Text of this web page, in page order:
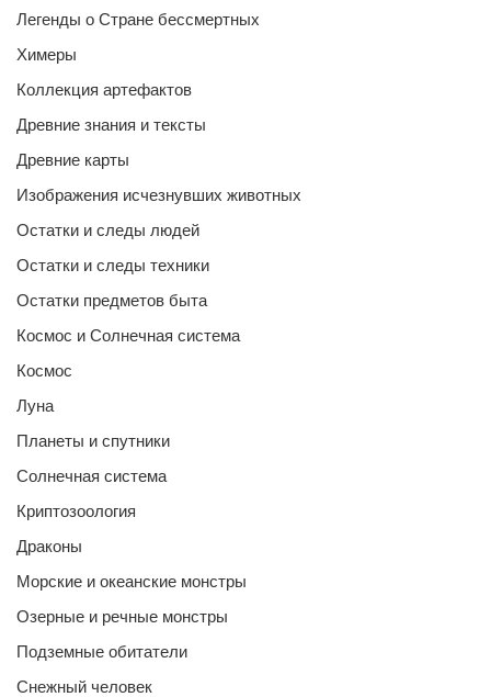
Легенды о Стране бессмертных
Химеры
Коллекция артефактов
Древние знания и тексты
Древние карты
Изображения исчезнувших животных
Остатки и следы людей
Остатки и следы техники
Остатки предметов быта
Космос и Солнечная система
Космос
Луна
Планеты и спутники
Солнечная система
Криптозоология
Драконы
Морские и океанские монстры
Озерные и речные монстры
Подземные обитатели
Снежный человек